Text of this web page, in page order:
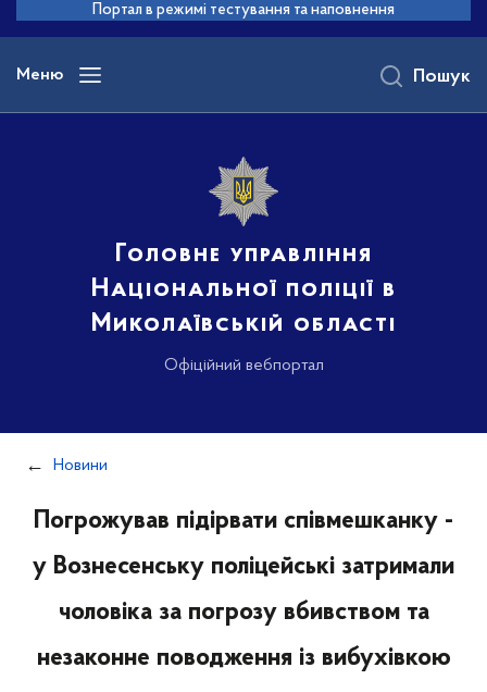
основного
вмісту
Портал в режимі тестування та наповнення
Меню
Головне управління
Національної поліції в
Миколаївській області
Офіційний вебпортал
Пошук
Новини
Погрожував підірвати співмешканку -
у Вознесенську поліцейські затримали
чоловіка за погрозу вбивством та
незаконне поводження із вибухівкою